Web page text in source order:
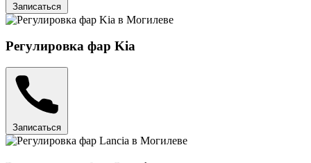
Записаться
Регулировка фар Kia
Записаться